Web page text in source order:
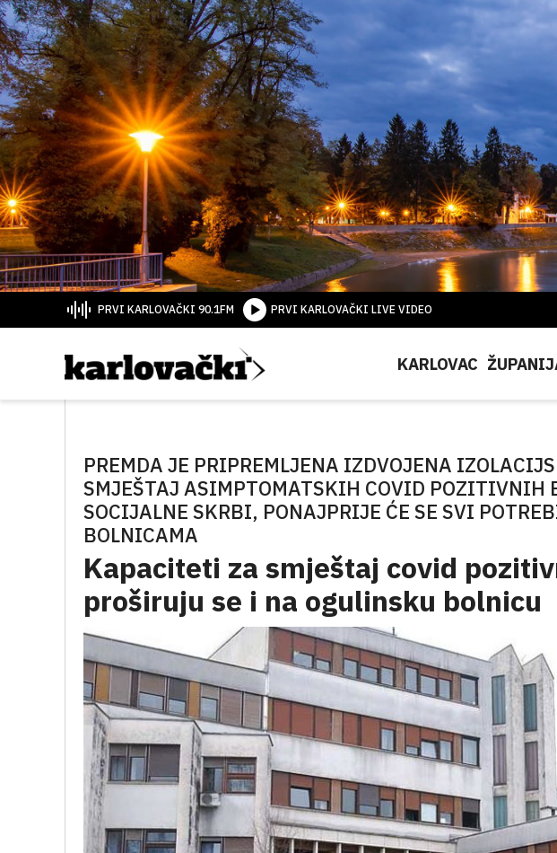
PRVI KARLOVAČKI 90.1FM PRVI KARLOVAČKI LIVE VIDEO
KARLOVAC
PREMDA JE PRIPREMLJENA IZDVOJENA
SMJEŠTAJ ASIMPTOMATSKIH COVID POZITIVNIH
SOCIJALNE SKRBI, PONAJPRIJE ĆE SE SVI
BOLNICAMA
Kapaciteti za smještaj covid
proširuju se i na ogulinsku bolnicu